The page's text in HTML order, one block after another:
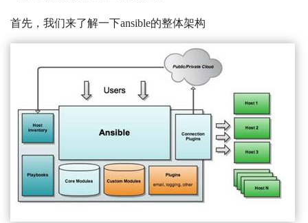
首先，我们来了解一下ansible的整体架构